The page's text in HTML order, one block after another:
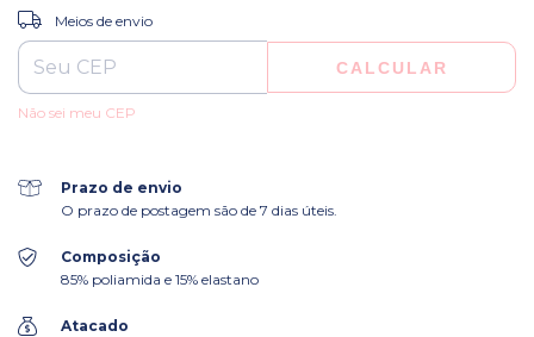
Entregas para o CEP:
Meios de envio
CALCULAR
Não sei meu CEP
Prazo de envio
O prazo de postagem são de 7 dias úteis.
Composição
85% poliamida e 15% elastano
Atacado